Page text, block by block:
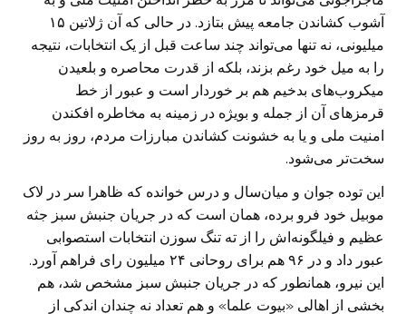
آشوب کشاندن جامعه پیش بتازد. در حالی که آن ژلاتین ۱۵
میلیونی، نه تنها می‌تواند چند ساعت قبل از یک انتخابات، نتیجه
را به میل خود رغم بزند، بلکه از قدرت محاصره و بلعیدن
میکروب‌های بدخیم هم بر خوردار است و عبور از خط
قرمزهای آن از جمله و بویژه در زمینه به مخاطره افکندن
امنیت ملی و یا به خشونت کشاندن مبارزات مردم، روز به روز
سخت‌تر می‌شود.
این توده جوان‌ و میان‌سال و درس خوانده که ظاهرا سر در لاک
موبیل خود فرو برده، همان است که در جریان جنبش سبز جثه
عظیم و فیلگونه‌اش را از ته تنگ سوزن انتخابات استصوابی
عبور داد و در ۹۶ هم برای روحانی ۲۴ میلیون رای فراهم آورد.
این نیرو، همانطور که در جریان جنبش سبز مشخص شد، هم
بخشی از اهالی «بیوت علما» و هم تعداد نه چندان اندکی از